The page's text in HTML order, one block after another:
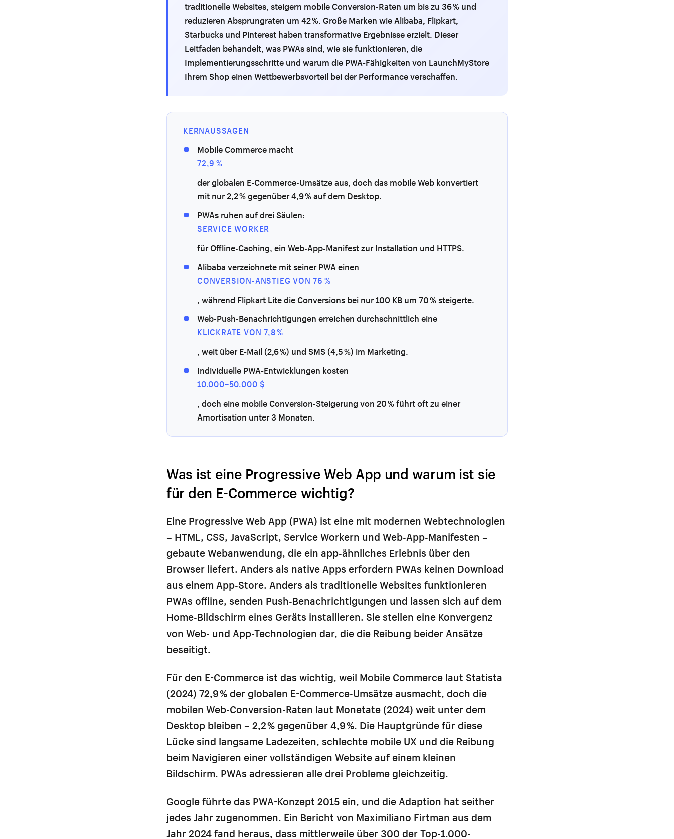
traditionelle Websites, steigern mobile Conversion-Raten um bis zu 36 % und
reduzieren Absprungraten um 42 %. Große Marken wie Alibaba, Flipkart,
Starbucks und Pinterest haben transformative Ergebnisse erzielt. Dieser
Leitfaden behandelt, was PWAs sind, wie sie funktionieren, die
Implementierungsschritte und warum die PWA-Fähigkeiten von LaunchMyStore
Ihrem Shop einen Wettbewerbsvorteil bei der Performance verschaffen.
KERNAUSSAGEN
Mobile Commerce macht
72,9 %
der globalen E-Commerce-Umsätze aus, doch das mobile Web konvertiert
mit nur 2,2 % gegenüber 4,9 % auf dem Desktop.
PWAs ruhen auf drei Säulen:
SERVICE WORKER
für Offline-Caching, ein Web-App-Manifest zur Installation und HTTPS.
Alibaba verzeichnete mit seiner PWA einen
CONVERSION-ANSTIEG VON 76 %
, während Flipkart Lite die Conversions bei nur 100 KB um 70 % steigerte.
Web-Push-Benachrichtigungen erreichen durchschnittlich eine
KLICKRATE VON 7,8 %
, weit über E-Mail (2,6 %) und SMS (4,5 %) im Marketing.
Individuelle PWA-Entwicklungen kosten
10.000–50.000 $
, doch eine mobile Conversion-Steigerung von 20 % führt oft zu einer
Amortisation unter 3 Monaten.
Was ist eine Progressive Web App und warum ist sie
für den E-Commerce wichtig?
Eine Progressive Web App (PWA) ist eine mit modernen Webtechnologien
– HTML, CSS, JavaScript, Service Workern und Web-App-Manifesten –
gebaute Webanwendung, die ein app-ähnliches Erlebnis über den
Browser liefert. Anders als native Apps erfordern PWAs keinen Download
aus einem App-Store. Anders als traditionelle Websites funktionieren
PWAs offline, senden Push-Benachrichtigungen und lassen sich auf dem
Home-Bildschirm eines Geräts installieren. Sie stellen eine Konvergenz
von Web- und App-Technologien dar, die die Reibung beider Ansätze
beseitigt.
Für den E-Commerce ist das wichtig, weil Mobile Commerce laut Statista
(2024) 72,9 % der globalen E-Commerce-Umsätze ausmacht, doch die
mobilen Web-Conversion-Raten laut Monetate (2024) weit unter dem
Desktop bleiben – 2,2 % gegenüber 4,9 %. Die Hauptgründe für diese
Lücke sind langsame Ladezeiten, schlechte mobile UX und die Reibung
beim Navigieren einer vollständigen Website auf einem kleinen
Bildschirm. PWAs adressieren alle drei Probleme gleichzeitig.
Google führte das PWA-Konzept 2015 ein, und die Adaption hat seither
jedes Jahr zugenommen. Ein Bericht von Maximiliano Firtman aus dem
Jahr 2024 fand heraus, dass mittlerweile über 300 der Top-1.000-